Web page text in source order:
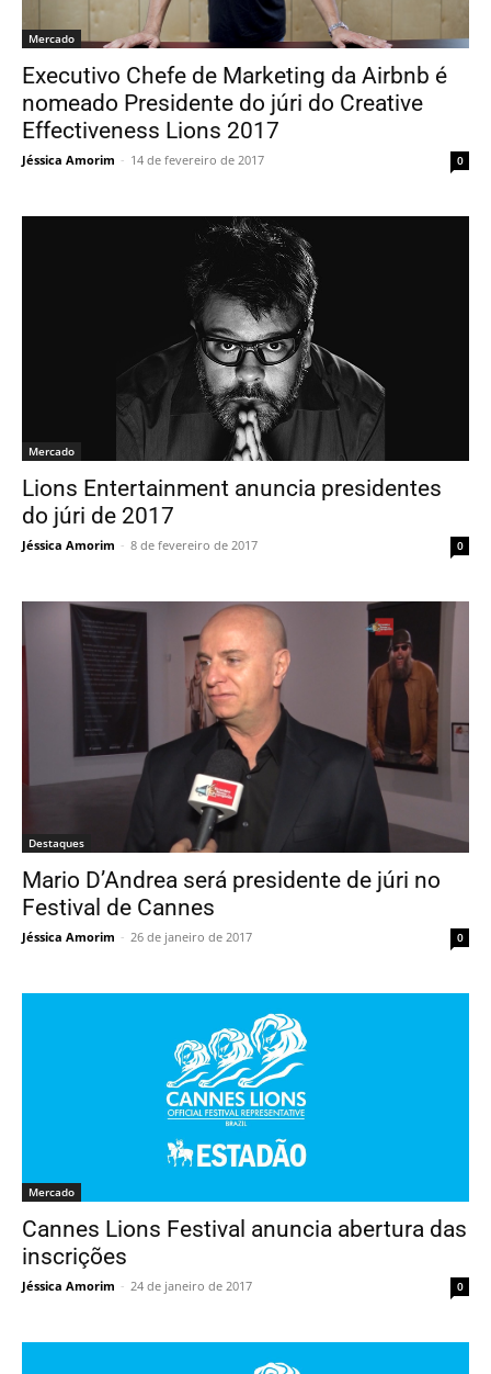
Mercado
Executivo Chefe de Marketing da Airbnb é
nomeado Presidente do júri do Creative
Effectiveness Lions 2017
Jéssica Amorim - 14 de fevereiro de 2017 0
Mercado
Lions Entertainment anuncia presidentes
do júri de 2017
Jéssica Amorim - 8 de fevereiro de 2017 0
Destaques
Mario D’Andrea será presidente de júri no
Festival de Cannes
Jéssica Amorim - 26 de janeiro de 2017 0
Mercado
Cannes Lions Festival anuncia abertura das
inscrições
Jéssica Amorim - 24 de janeiro de 2017 0